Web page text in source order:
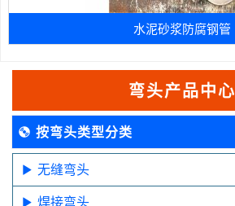
水泥砂浆防腐钢管
弯头产品中心
按弯头类型分类
无缝弯头
焊接弯头